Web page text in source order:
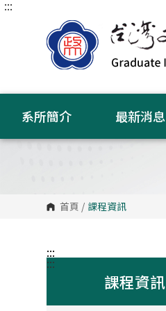
跳
:::
系所簡介 最新消息
首頁 / 課程資訊
:::
課程資訊
:::